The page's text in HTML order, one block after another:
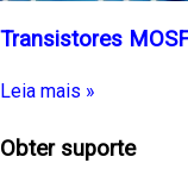
Transistores
Leia mais »
Obter suporte